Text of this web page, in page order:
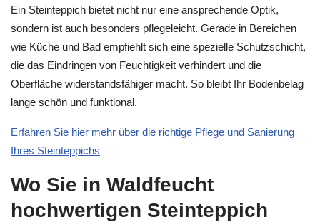
Ein Steinteppich bietet nicht nur eine ansprechende Optik,
sondern ist auch besonders pflegeleicht. Gerade in Bereichen
wie Küche und Bad empfiehlt sich eine spezielle Schutzschicht,
die das Eindringen von Feuchtigkeit verhindert und die
Oberfläche widerstandsfähiger macht. So bleibt Ihr Bodenbelag
lange schön und funktional.
Erfahren Sie hier mehr über die richtige Pflege und Sanierung
Ihres Steinteppichs
Wo Sie in Waldfeucht
hochwertigen Steinteppich